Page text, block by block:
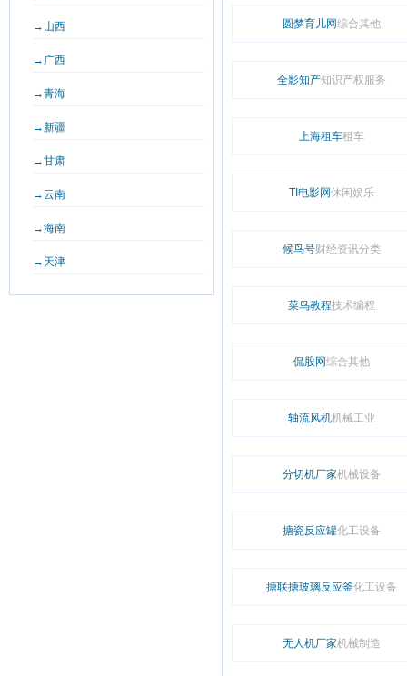
圆梦育儿网综合其他
全影知产知识产权服务
上海租车租车
TI电影网休闲娱乐
候鸟号财经资讯分类
菜鸟教程技术编程
侃股网综合其他
轴流风机机械工业
分切机厂家机械设备
搪瓷反应罐化工设备
搪联搪玻璃反应釜化工设备
无人机厂家机械制造
→山西
→广西
→青海
→新疆
→甘肃
→云南
→海南
→天津